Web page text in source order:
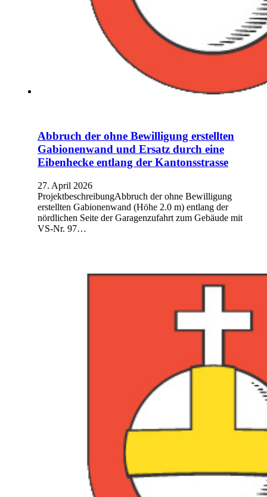
Abbruch der ohne Bewilligung erstellten
Gabionenwand und Ersatz durch eine
Eibenhecke entlang der Kantonsstrasse
27. April 2026
ProjektbeschreibungAbbruch der ohne Bewilligung
erstellten Gabionenwand (Höhe 2.0 m) entlang der
nördlichen Seite der Garagenzufahrt zum Gebäude mit
VS-Nr. 97…